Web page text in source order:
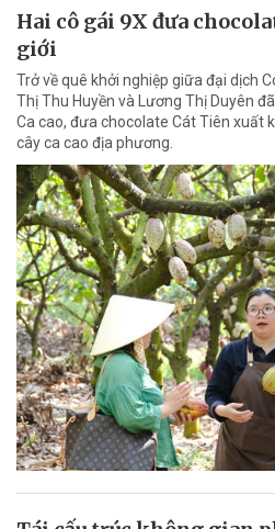
Hai cô gái 9X đưa
giới
Trở về quê khởi nghiệp giữa đại dịch
Thị Thu Huyền và Lương Thị Duyên
Ca cao, đưa chocolate Cát Tiên xuất
cây ca cao địa phương.